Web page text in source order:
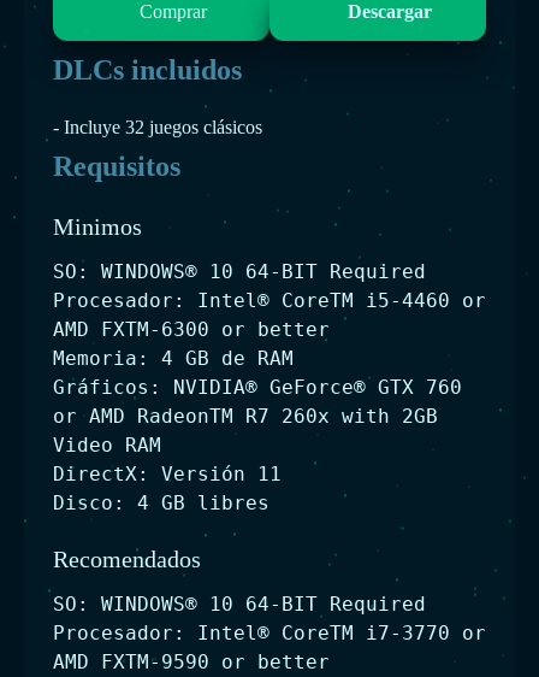
Comprar Descargar
DLCs incluidos
- Incluye 32 juegos clásicos
Requisitos
Minimos
SO: WINDOWS® 10 64-BIT Required
Procesador: Intel® CoreTM i5-4460 or
AMD FXTM-6300 or better
Memoria: 4 GB de RAM
Gráficos: NVIDIA® GeForce® GTX 760
or AMD RadeonTM R7 260x with 2GB
Video RAM
DirectX: Versión 11
Disco: 4 GB libres
Recomendados
SO: WINDOWS® 10 64-BIT Required
Procesador: Intel® CoreTM i7-3770 or
AMD FXTM-9590 or better